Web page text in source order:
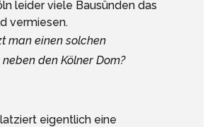
man einen solchen
den Kölner Dom?
eigentlich eine